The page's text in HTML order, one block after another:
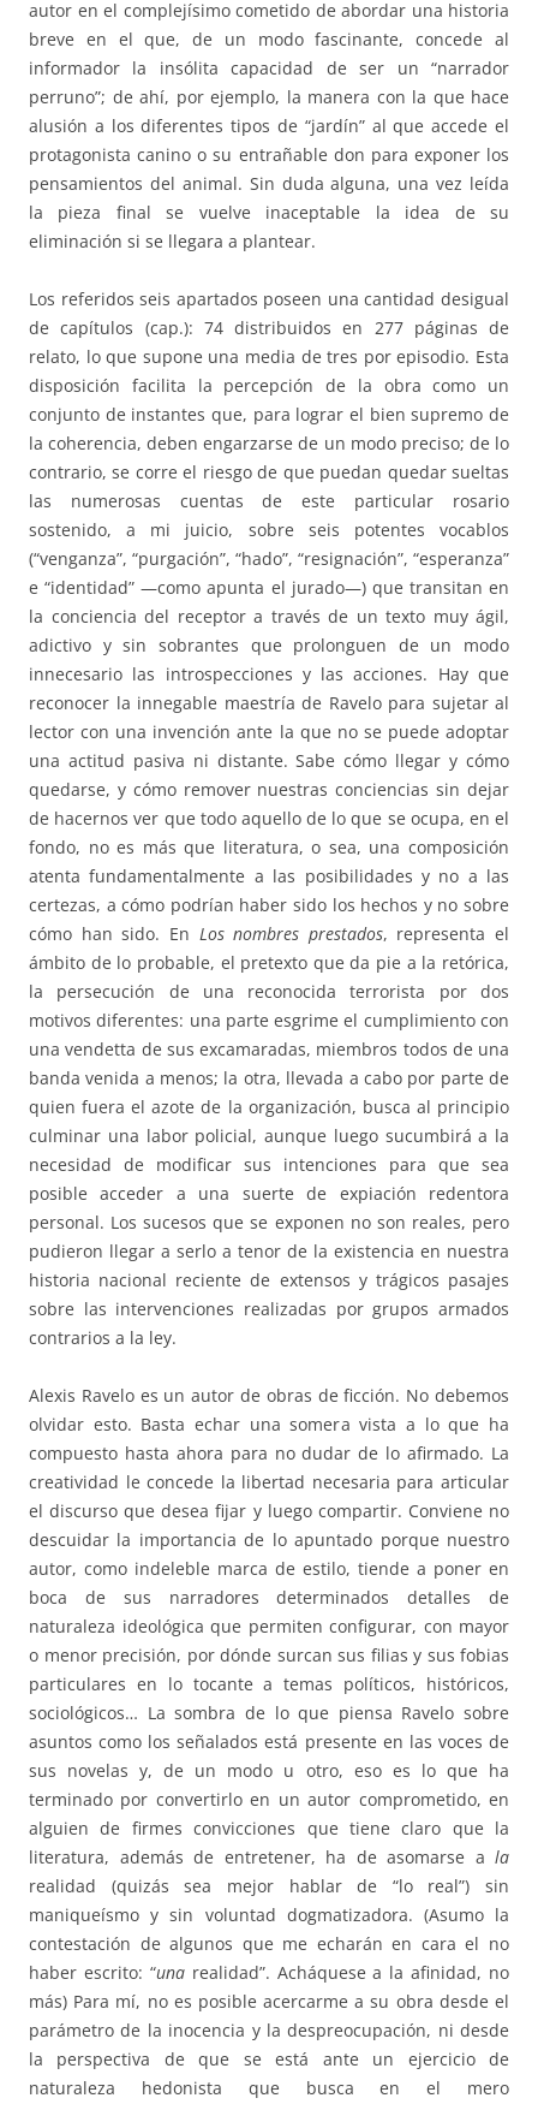
autor en el complejísimo cometido de abordar una historia
breve en el que, de un modo fascinante, concede al
informador la insólita capacidad de ser un “narrador
perruno”; de ahí, por ejemplo, la manera con la que hace
alusión a los diferentes tipos de “jardín” al que accede el
protagonista canino o su entrañable don para exponer los
pensamientos del animal. Sin duda alguna, una vez leída
la pieza final se vuelve inaceptable la idea de su
eliminación si se llegara a plantear.
Los referidos seis apartados poseen una cantidad desigual
de capítulos (cap.): 74 distribuidos en 277 páginas de
relato, lo que supone una media de tres por episodio. Esta
disposición facilita la percepción de la obra como un
conjunto de instantes que, para lograr el bien supremo de
la coherencia, deben engarzarse de un modo preciso; de lo
contrario, se corre el riesgo de que puedan quedar sueltas
las numerosas cuentas de este particular rosario
sostenido, a mi juicio, sobre seis potentes vocablos
(“venganza”, “purgación”, “hado”, “resignación”, “esperanza”
e “identidad” —como apunta el jurado—) que transitan en
la conciencia del receptor a través de un texto muy ágil,
adictivo y sin sobrantes que prolonguen de un modo
innecesario las introspecciones y las acciones. Hay que
reconocer la innegable maestría de Ravelo para sujetar al
lector con una invención ante la que no se puede adoptar
una actitud pasiva ni distante. Sabe cómo llegar y cómo
quedarse, y cómo remover nuestras conciencias sin dejar
de hacernos ver que todo aquello de lo que se ocupa, en el
fondo, no es más que literatura, o sea, una composición
atenta fundamentalmente a las posibilidades y no a las
certezas, a cómo podrían haber sido los hechos y no sobre
cómo han sido. En Los nombres prestados, representa el
ámbito de lo probable, el pretexto que da pie a la retórica,
la persecución de una reconocida terrorista por dos
motivos diferentes: una parte esgrime el cumplimiento con
una vendetta de sus excamaradas, miembros todos de una
banda venida a menos; la otra, llevada a cabo por parte de
quien fuera el azote de la organización, busca al principio
culminar una labor policial, aunque luego sucumbirá a la
necesidad de modificar sus intenciones para que sea
posible acceder a una suerte de expiación redentora
personal. Los sucesos que se exponen no son reales, pero
pudieron llegar a serlo a tenor de la existencia en nuestra
historia nacional reciente de extensos y trágicos pasajes
sobre las intervenciones realizadas por grupos armados
contrarios a la ley.
Alexis Ravelo es un autor de obras de ficción. No debemos
olvidar esto. Basta echar una somera vista a lo que ha
compuesto hasta ahora para no dudar de lo afirmado. La
creatividad le concede la libertad necesaria para articular
el discurso que desea fijar y luego compartir. Conviene no
descuidar la importancia de lo apuntado porque nuestro
autor, como indeleble marca de estilo, tiende a poner en
boca de sus narradores determinados detalles de
naturaleza ideológica que permiten configurar, con mayor
o menor precisión, por dónde surcan sus filias y sus fobias
particulares en lo tocante a temas políticos, históricos,
sociológicos… La sombra de lo que piensa Ravelo sobre
asuntos como los señalados está presente en las voces de
sus novelas y, de un modo u otro, eso es lo que ha
terminado por convertirlo en un autor comprometido, en
alguien de firmes convicciones que tiene claro que la
literatura, además de entretener, ha de asomarse a la
realidad (quizás sea mejor hablar de “lo real”) sin
maniqueísmo y sin voluntad dogmatizadora. (Asumo la
contestación de algunos que me echarán en cara el no
haber escrito: “unarealidad”. Acháquese a la afinidad, no
más) Para mí, no es posible acercarme a su obra desde el
parámetro de la inocencia y la despreocupación, ni desde
la perspectiva de que se está ante un ejercicio de
naturaleza hedonista que busca en el mero